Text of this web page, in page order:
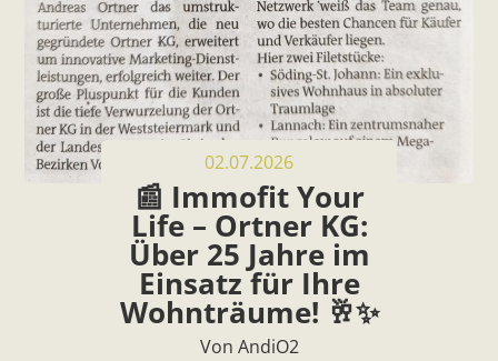
02.07.2026
📰 Immofit Your
Life – Ortner KG:
Über 25 Jahre im
Einsatz für Ihre
Wohnträume! 🥂✨
Von AndiO2